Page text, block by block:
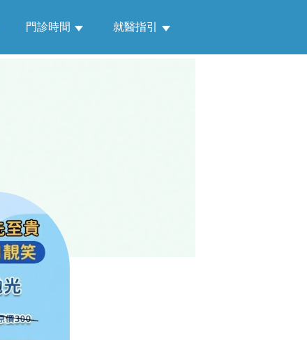
門診時間 就醫指引